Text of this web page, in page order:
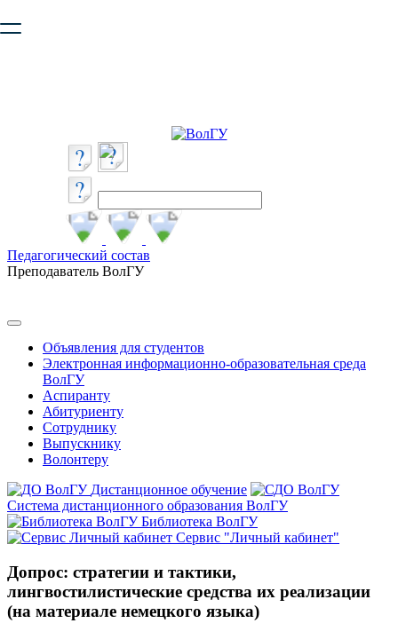
безопасную работу с сайтом. Пожалуйста
Педагогический состав
Преподаватель ВолГУ
Объявления для студентов
Электронная информационно-образовательная среда
ВолГУ
Аспиранту
Абитуриенту
Сотруднику
Выпускнику
Волонтеру
Дистанционное обучение
Система дистанционного образования ВолГУ
Библиотека ВолГУ
Сервис "Личный кабинет"
Допрос: стратегии и тактики,
лингвостилистические средства их реализации
(на материале немецкого языка)